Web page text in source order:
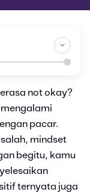
not okay?
pacar.
mindset
begitu, kamu
ternyata juga